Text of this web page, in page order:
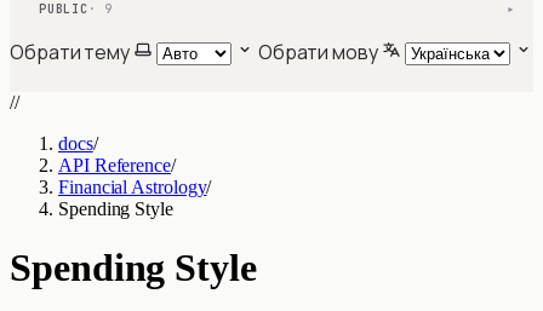
PUBLIC · 9 ▾
Обрати тему Обрати мову
//
docs/
API Reference/
Financial Astrology/
Spending Style
Spending Style